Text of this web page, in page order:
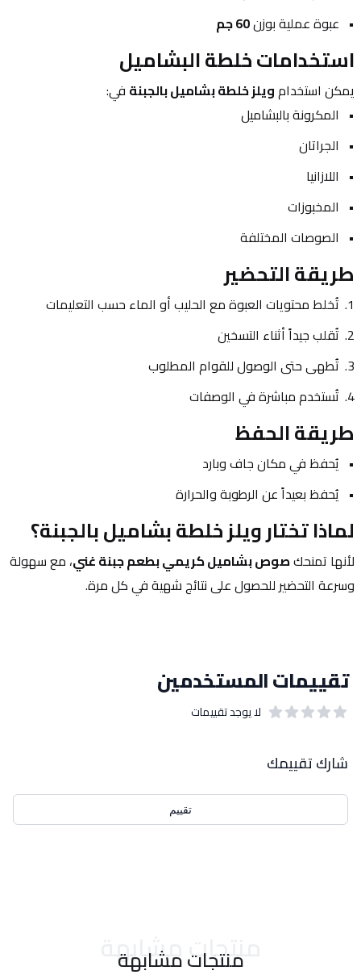
عبوة عملية بوزن 60 جم
استخدامات خلطة البشاميل
يمكن استخدام ويلز خلطة بشاميل بالجبنة في:
المكرونة بالبشاميل
الجراتان
اللازانيا
المخبوزات
الصوصات المختلفة
طريقة التحضير
تُخلط محتويات العبوة مع الحليب أو الماء حسب التعليمات
تُقلب جيداً أثناء التسخين
تُطهى حتى الوصول للقوام المطلوب
تُستخدم مباشرة في الوصفات
طريقة الحفظ
يُحفظ في مكان جاف وبارد
يُحفظ بعيداً عن الرطوبة والحرارة
لماذا تختار ويلز خلطة بشاميل بالجبنة؟
لأنها تمنحك صوص بشاميل كريمي بطعم جبنة غني
وسرعة التحضير للحصول على نتائج شهية في كل مرة.
تقييمات المستخدمين
لا يوجد تقييمات
شارك تقييمك
تقييم
منتجات مشابهة
منتجات مشابهة